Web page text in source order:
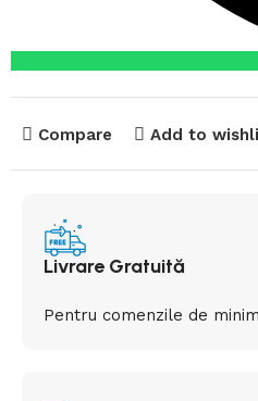
Compare Add to
Livrare Gratuită
Pentru comenzile de